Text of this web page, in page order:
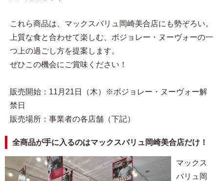
これら商品は、マックスバリュ岡崎美合店にも勢ぞろい。
上質な食と合わせて楽しむ、ボジョレー・ヌーヴォーの一
つ上の過ごし方を提案します。
ぜひこの機会にご賞味ください！
販売開始：11月21日（木）※ボジョレー・ヌーヴォー解
禁日
販売場所：事業者の各店舗（下記）
全商品が手に入るのはマックスバリュ岡崎美合店だけ！
マックス
バリュ岡